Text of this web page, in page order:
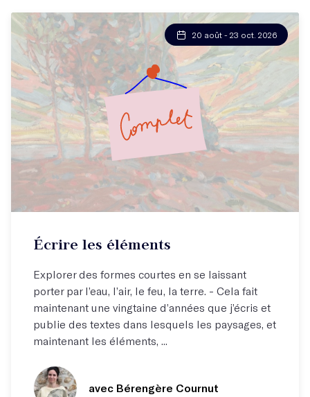
20 août - 23 oct. 2026
Écrire les éléments
Explorer des formes courtes en se laissant
porter par l’eau, l’air, le feu, la terre. - Cela fait
maintenant une vingtaine d’années que j’écris et
publie des textes dans lesquels les paysages, et
maintenant les éléments, ...
avec Bérengère Cournut